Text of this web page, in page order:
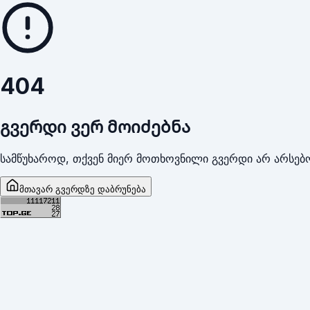
404
გვერდი ვერ მოიძებნა
სამწუხაროდ, თქვენ მიერ მოთხოვნილი გვერდი არ
მთავარ გვერდზე დაბრუნება